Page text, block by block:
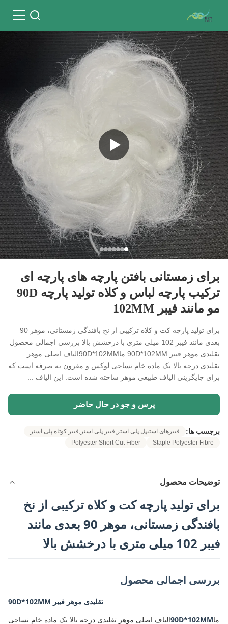
برای زمستانی بافتن پارچه های پارچه ای
ترکیب پارچه لباس و کلاه تولید پارچه 90D
مو مانند فیبر 102MM
برای تولید پارچه کت و کلاه ترکیبی از نخ بافندگی زمستانی، موهر 90
بعدی مانند فیبر 102 میلی متری با درخشش بالا بررسی اجمالی محصول
تقلیدی موهر فیبر 90D*102MM ما90D*102MMالیاف اصلی موهر
تقلیدی درجه بالا یک ماده خام نساجی لوکس و مقرون به صرفه است که
برای جایگزینی الیاف طبیعی موهر ساخته شده است. این الیاف ...
پرس و جو در حال حاضر
برچسب ها:
فیبرهای استیپل پلی استر,فیبر پلی استر,فیبر کوتاه پلی استر
Staple Polyester Fibre
Polyester Short Cut Fiber
توضیحات محصول
برای تولید پارچه کت و کلاه ترکیبی از نخ
بافندگی زمستانی، موهر 90 بعدی مانند
فیبر 102 میلی متری با درخشش بالا
بررسی اجمالی محصول
تقلیدی موهر فیبر 90D*102MM
ما90D*102MMالیاف اصلی موهر تقلیدی درجه بالا یک ماده خام نساجی